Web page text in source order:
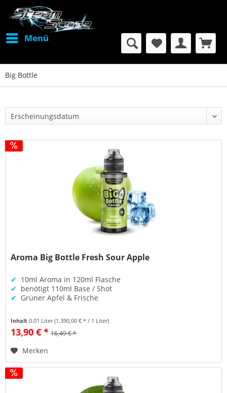
Menü
Big Bottle
Aroma Big Bottle Fresh Sour Apple
✔ 10ml Aroma in 120ml Flasche
✔ benötigt 110ml Base / Shot
✔ Grüner Apfel & Frische
Inhalt0.01 Liter(1.390,00 € * / 1 Liter)
13,90 € * 16,49 € *
Merken